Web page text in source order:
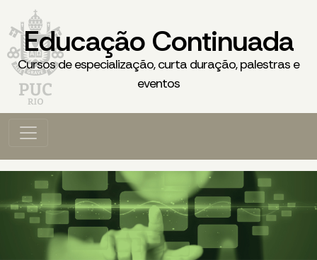
Educação Continuada
Cursos de especialização, curta duração, palestras e
eventos